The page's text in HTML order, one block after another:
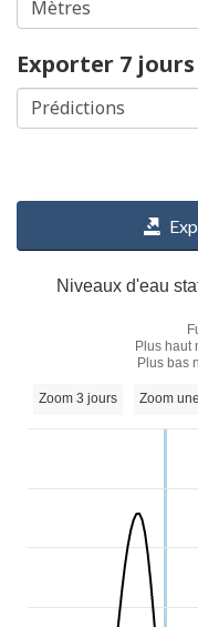
Exporter 7 jours
Niveaux d'eau
Plus haut
Plus bas
Zoom 3 jours Zoom